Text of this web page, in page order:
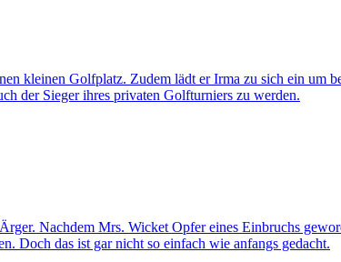
kleinen Golfplatz. Zudem lädt er Irma zu sich ein um
der Sieger ihres privaten Golfturniers zu werden.
Nachdem Mrs. Wicket Opfer eines Einbruchs
Doch das ist gar nicht so einfach wie anfangs gedacht.